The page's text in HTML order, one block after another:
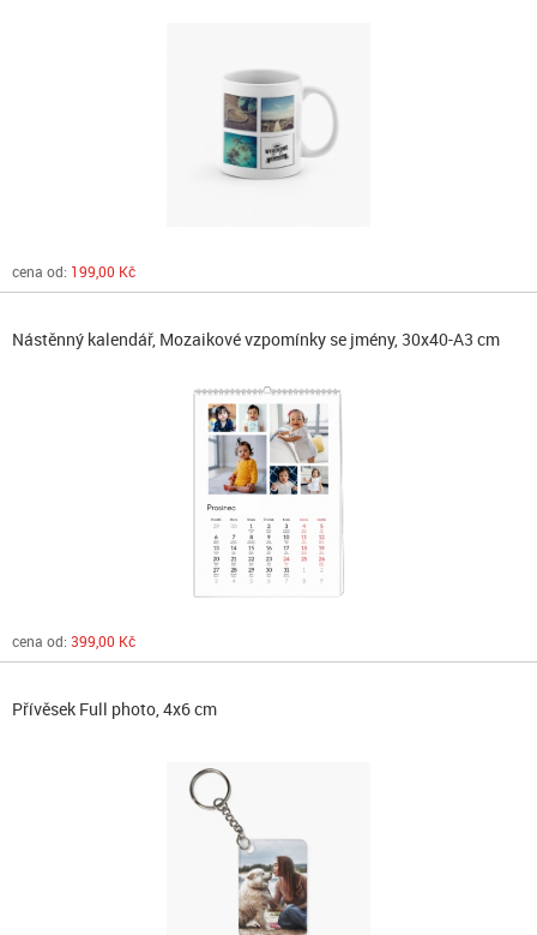
cena od: 199,00 Kč
Nástěnný kalendář, Mozaikové vzpomínky se jmény, 30x40-A3 cm
cena od: 399,00 Kč
Přívěsek Full photo, 4x6 cm